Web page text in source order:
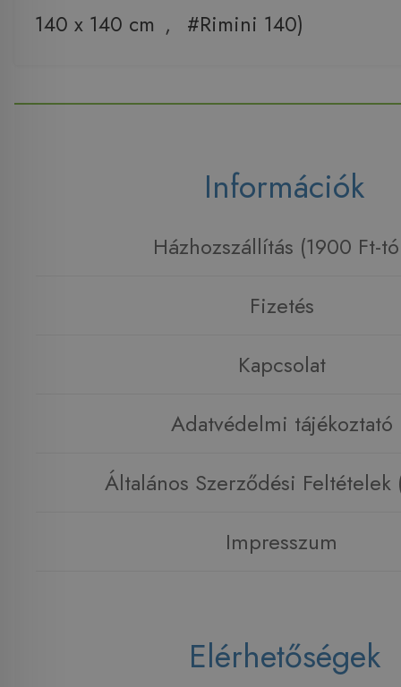
140 x 140 cm , #Rimini 140)
Információk
Házhozszállítás (1900 Ft-
Fizetés
Kapcsolat
Adatvédelmi tájékoztató
Általános Szerződési Feltételek
Impresszum
Elérhetőségek